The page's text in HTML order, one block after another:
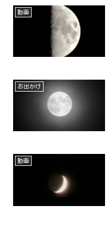
動画
お出かけ
動画